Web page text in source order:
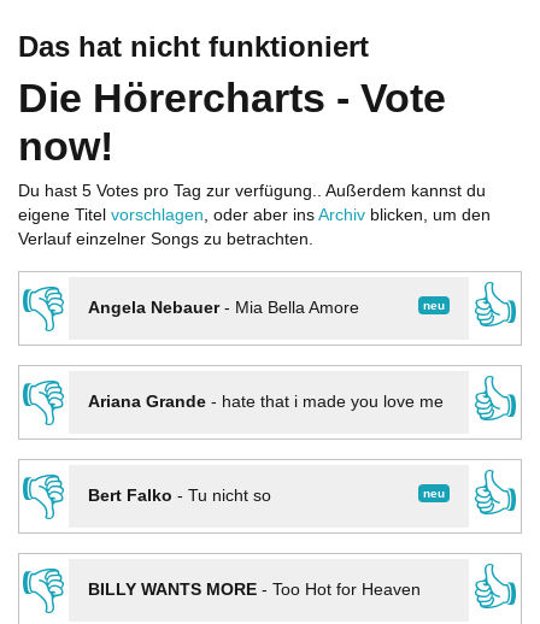
Das hat nicht funktioniert
Die Hörercharts - Vote
now!
Du hast 5 Votes pro Tag zur verfügung.. Außerdem kannst du
eigene Titel vorschlagen, oder aber ins Archiv blicken, um den
Verlauf einzelner Songs zu betrachten.
👎 neu
Angela Nebauer- Mia Bella Amore
👍
👎
Ariana Grande- hate that i made you love me
👍
👎
neu
Bert Falko - Tu nicht so
👍
👎
BILLY WANTS MORE- Too Hot for Heaven
👍